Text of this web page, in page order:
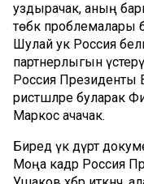
уздырачак, аның
төбәк
Шулай ук Россия
партнерлыгын үстерү
Россия Президенты
рәистәшләре
Маркос ачачак.
Биредә үк дүрт
Моңа кадәр Россия